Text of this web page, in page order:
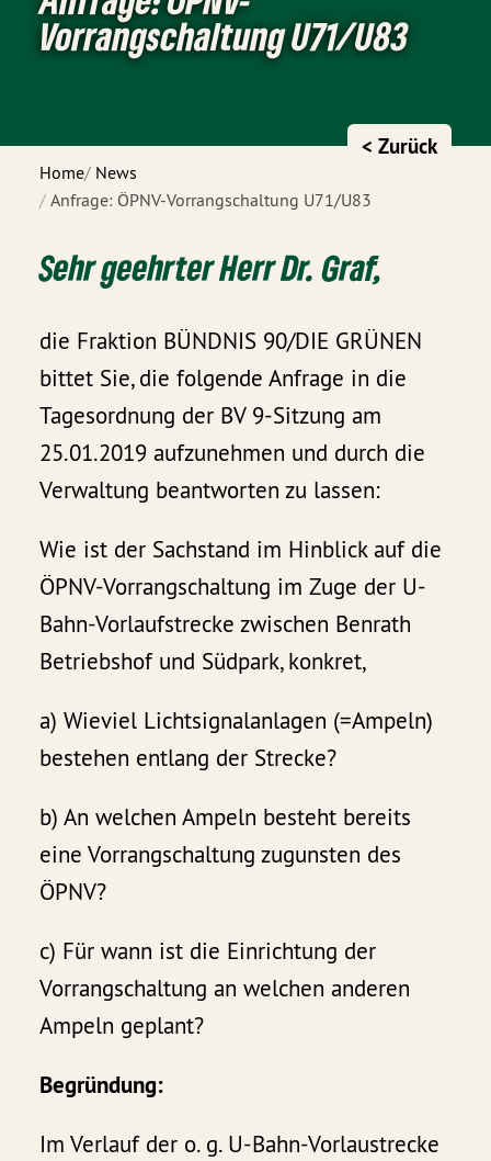
Vorrangschaltung U71/U83
Home News
Anfrage: ÖPNV-Vorrangschaltung U71/U83
< Zurück
Sehr geehrter Herr Dr. Graf,
die Fraktion BÜNDNIS 90/DIE GRÜNEN
bittet Sie, die folgende Anfrage in die
Tagesordnung der BV 9-Sitzung am
25.01.2019 aufzunehmen und durch die
Verwaltung beantworten zu lassen:
Wie ist der Sachstand im Hinblick auf die
ÖPNV-Vorrangschaltung im Zuge der U-
Bahn-Vorlaufstrecke zwischen Benrath
Betriebshof und Südpark, konkret,
a) Wieviel Lichtsignalanlagen (=Ampeln)
bestehen entlang der Strecke?
b) An welchen Ampeln besteht bereits
eine Vorrangschaltung zugunsten des
ÖPNV?
c) Für wann ist die Einrichtung der
Vorrangschaltung an welchen anderen
Ampeln geplant?
Begründung:
Im Verlauf der o. g. U-Bahn-Vorlaustrecke